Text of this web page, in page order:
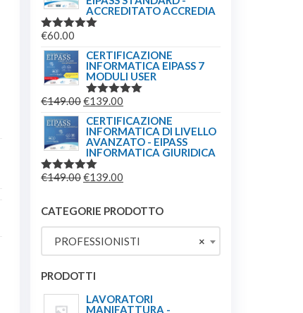
ACCREDITATO ACCREDIA
VALUTATO
5.00SU 5
€60.00
CERTIFICAZIONE
INFORMATICA EIPASS 7
MODULI USER
VALUTATO
€149.00IL
PREZZO
ORIGINALE
ERA:
€149.00.
€139.00
PREZZO
ATTUALE
È:
CERTIFICAZIONE
INFORMATICA DI LIVELLO
AVANZATO - EIPASS
INFORMATICA GIURIDICA
VALUTATO
€149.00IL
ORIGINALE
ERA:
€149.00.
€139.00
ATTUALE
È:
€139.00.
CATEGORIE PRODOTTO
×
PROFESSIONISTI
PRODOTTI
LAVORATORI
MANIFATTURA -